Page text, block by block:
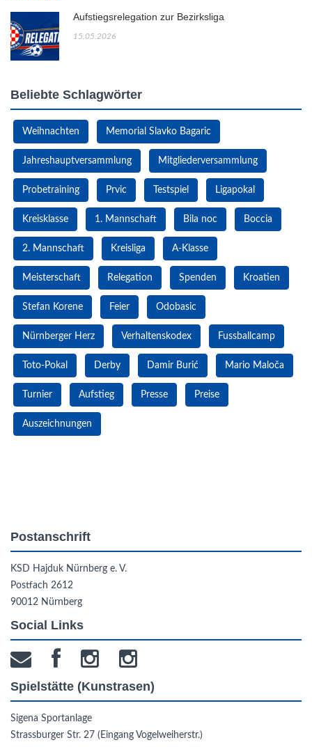
Aufstiegsrelegation zur Bezirksliga
15.05.2026
Beliebte Schlagwörter
Weihnachten Memorial Slavko Bagaric
Jahreshauptversammlung Mitgliederversammlung
Probetraining Prvic Testspiel Ligapokal
Kreisklasse 1. Mannschaft Bila noc Boccia
2. Mannschaft Kreisliga A-Klasse
Meisterschaft Relegation Spenden Kroatien
Stefan Korene Feier Odobasic
Nürnberger Herz Verhaltenskodex Fussballcamp
Toto-Pokal Derby Damir Burić Mario Maloča
Turnier Aufstieg Presse Preise
Auszeichnungen
Postanschrift
KSD Hajduk Nürnberg e. V.
Postfach 2612
90012 Nürnberg
Social Links
Spielstätte (Kunstrasen)
Sigena Sportanlage
Strassburger Str. 27 (Eingang Vogelweiherstr.)